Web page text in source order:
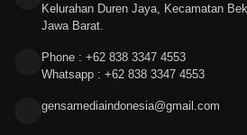
Kelurahan Duren Jaya, Kecamatan
Jawa Barat.
Phone : +62 838 3347 4553
Whatsapp : +62 838 3347 4553
gensamediaindonesia@gmail.com